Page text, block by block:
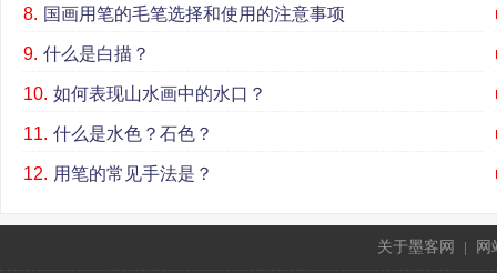
8. 国画用笔的毛笔选择和使用的注意事项
9. 什么是白描？
10. 如何表现山水画中的水口？
11. 什么是水色？石色？
12. 用笔的常见手法是？
关于墨客网 | 网